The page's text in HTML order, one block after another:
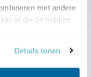
met andere
of die ze hebben
Details tonen